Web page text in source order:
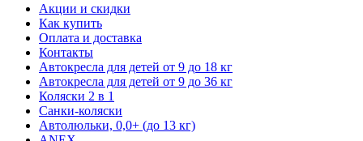
Акции и скидки
Как купить
Оплата и доставка
Контакты
Автокресла для детей от 9 до 18 кг
Автокресла для детей от 9 до 36 кг
Коляски 2 в 1
Санки-коляски
Автолюльки, 0,0+ (до 13 кг)